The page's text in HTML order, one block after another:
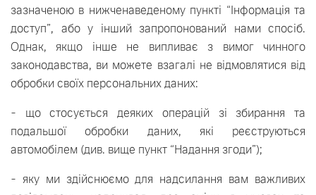
зазначеною в нижченаведеному пункті “Інформація та
доступ”, або у інший запропонований нами спосіб.
Однак, якщо інше не випливає з вимог чинного
законодавства, ви можете взагалі не відмовлятися від
обробки своїх персональних даних:
- що стосується деяких операцій зі збирання та
подальшої обробки даних, які реєструються
автомобілем (див. вище пункт “Надання згоди”);
- яку ми здійснюємо для надсилання вам важливих